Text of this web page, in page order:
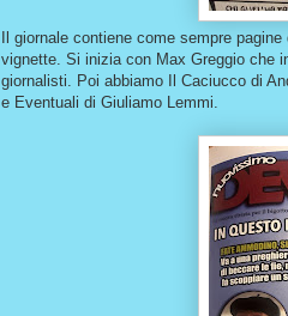
Il giornale contiene come sempre
vignette. Si inizia con Max Greggio che
giornalisti. Poi abbiamo Il Caciucco di
e Eventuali di Giuliamo Lemmi.